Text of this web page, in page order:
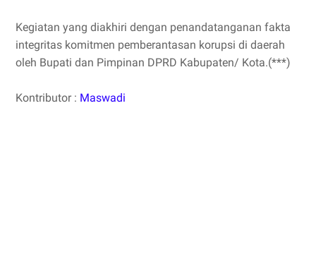
Kegiatan yang diakhiri dengan penandatanganan fakta
integritas komitmen pemberantasan korupsi di daerah
oleh Bupati dan Pimpinan DPRD Kabupaten/ Kota.(***)
Kontributor : Maswadi